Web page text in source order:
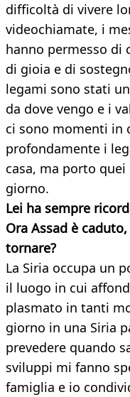
difficoltà di vivere
videochiamate, i
hanno permesso di
di gioia e di
legami sono stati
da dove vengo e i
ci sono momenti in
profondamente i
casa, ma porto
giorno.
Lei ha sempre
Ora Assad è
tornare?
La Siria occupa un
il luogo in cui
plasmato in tanti
giorno in una Siria
prevedere quando
sviluppi mi fanno
famiglia e io